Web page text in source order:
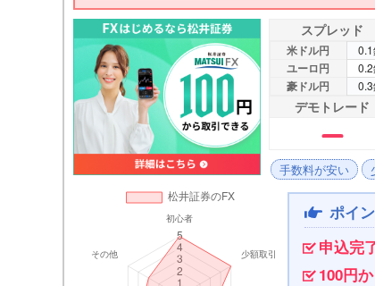
スプレッド
米ドル円 0.1
ユーロ円 0.2
豪ドル円 0.3
デモトレード
手数料が安い
ポイ
申込完
100円